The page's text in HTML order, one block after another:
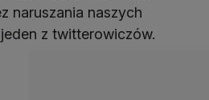
naruszania naszych
z twitterowiczów.